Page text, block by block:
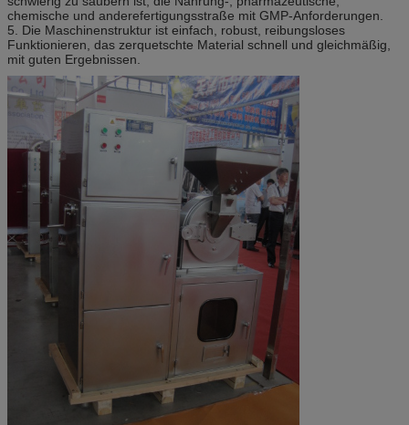
chemische und anderefertigungsstraße mit GMP-Anforderungen.
5. Die Maschinenstruktur ist einfach, robust, reibungsloses
Funktionieren, das zerquetschte Material schnell und gleichmäßig,
mit guten Ergebnissen.